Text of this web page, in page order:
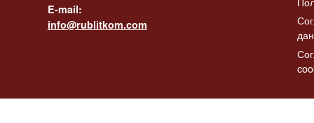
E-mail:
info@rublitkom.com